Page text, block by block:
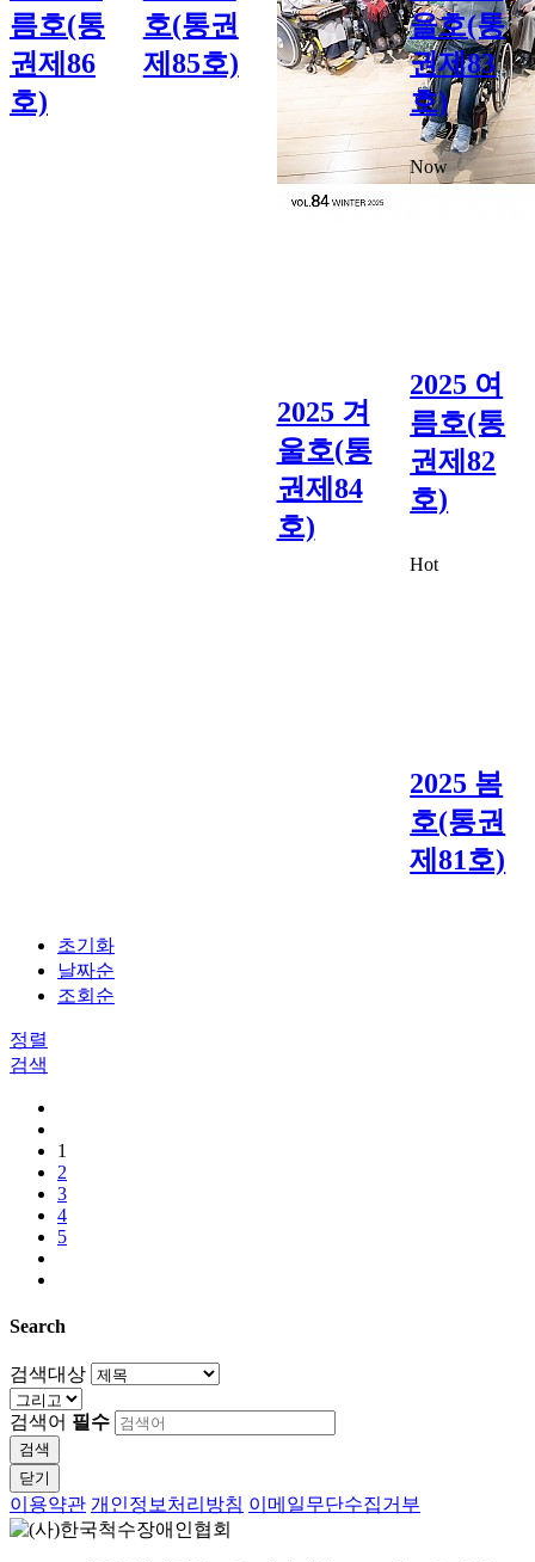
름호(통
권제86
호)
호(통권
제85호)
2025 겨
울호(통
권제84
호)
을호(통
권제83
호)
Now
2025 여
름호(통
권제82
호)
Hot
2025 봄
호(통권
제81호)
초기화
날짜순
조회순
정렬
검색
1
2
3
4
5
Search
검색대상
검색어 필수
검색
닫기
이용약관 개인정보처리방침 이메일무단수집거부